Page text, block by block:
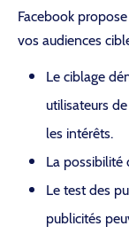
Facebook
vos audiences
Le ciblage
utilisateurs
les intérêts.
La possibilité
Le test des
publicités